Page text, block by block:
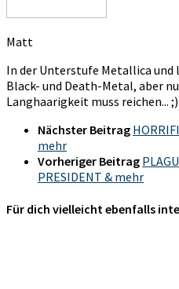
Matt
In der Unterstufe Metallica und
Black- und Death-Metal, aber
Langhaarigkeit muss reichen... ;)
Nächster Beitrag
mehr
Vorheriger Beitrag
PRESIDENT & mehr
Für dich vielleicht ebenfalls